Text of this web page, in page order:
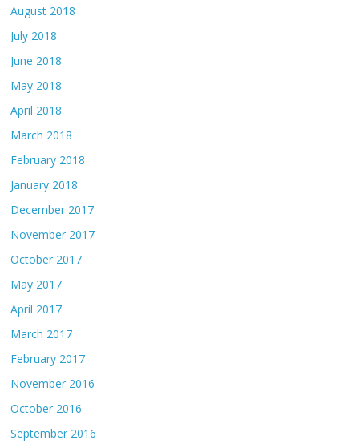
August 2018
July 2018
June 2018
May 2018
April 2018
March 2018
February 2018
January 2018
December 2017
November 2017
October 2017
May 2017
April 2017
March 2017
February 2017
November 2016
October 2016
September 2016